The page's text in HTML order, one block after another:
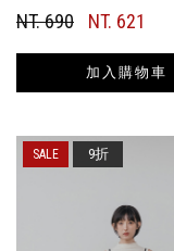
NT. 690 NT. 621
加入購物車
9折